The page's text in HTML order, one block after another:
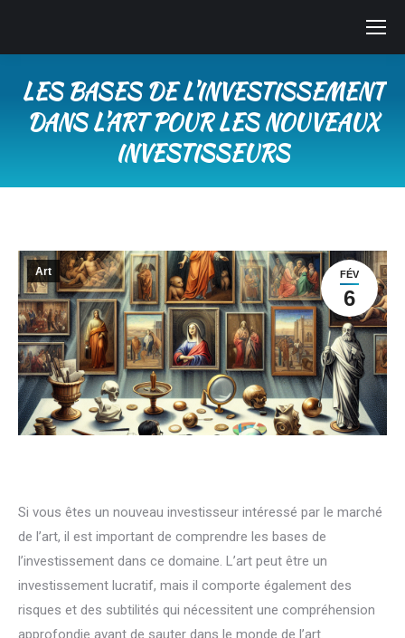
LES BASES DE L’INVESTISSEMENT
DANS L’ART POUR LES NOUVEAUX
INVESTISSEURS
FÉV
6
Art
Si vous êtes un nouveau investisseur intéressé par le marché
de l’art, il est important de comprendre les bases de
l’investissement dans ce domaine. L’art peut être un
investissement lucratif, mais il comporte également des
risques et des subtilités qui nécessitent une compréhension
approfondie avant de sauter dans le monde de l’art.